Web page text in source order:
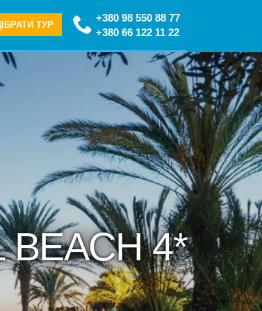
+380 98 550 88 77
+380 66 122 11 22
ТУР
BEACH 4*